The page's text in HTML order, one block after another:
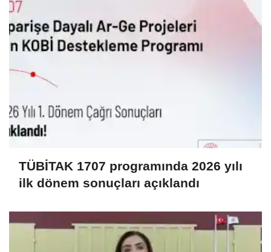
TÜBİTAK 1707 programında 2026 yılı
ilk dönem sonuçları açıklandı